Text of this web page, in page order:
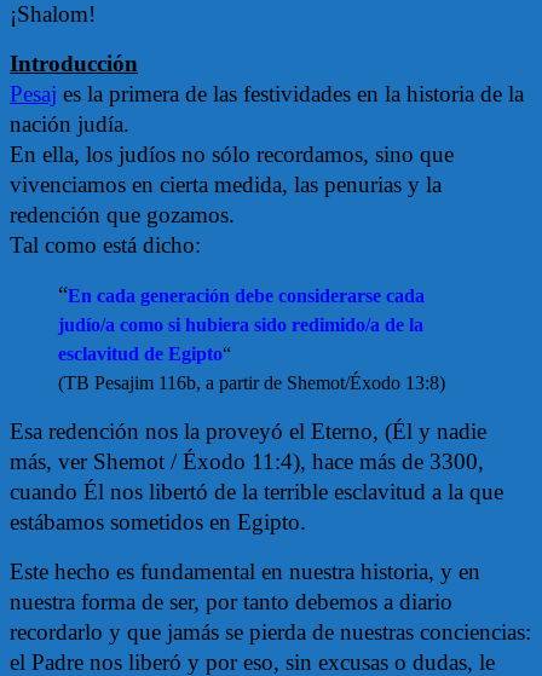
¡Shalom!
Introducción
Pesaj es la primera de las festividades en la historia de la
nación judía.
En ella, los judíos no sólo recordamos, sino que
vivenciamos en cierta medida, las penurias y la
redención que gozamos.
Tal como está dicho:
“En cada generación debe considerarse cada
judío/a como si hubiera sido redimido/a de la
esclavitud de Egipto“
(TB Pesajim 116b, a partir de Shemot/Éxodo 13:8)
Esa redención nos la proveyó el Eterno, (Él y nadie
más, ver Shemot / Éxodo 11:4), hace más de 3300,
cuando Él nos libertó de la terrible esclavitud a la que
estábamos sometidos en Egipto.
Este hecho es fundamental en nuestra historia, y en
nuestra forma de ser, por tanto debemos a diario
recordarlo y que jamás se pierda de nuestras conciencias:
el Padre nos liberó y por eso, sin excusas o dudas, le